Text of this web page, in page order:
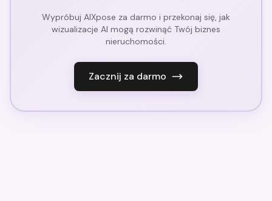
Wypróbuj AIXpose za darmo i przekonaj się, jak
wizualizacje AI mogą rozwinąć Twój biznes
nieruchomości.
Zacznij za darmo